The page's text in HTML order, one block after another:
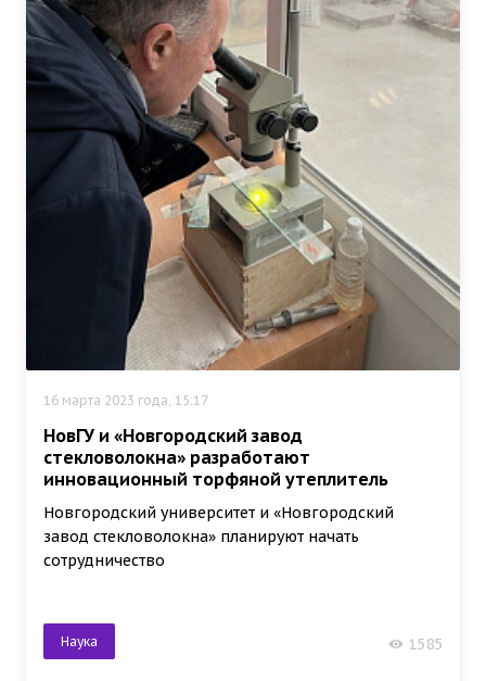
16 марта 2023 года, 15:17
НовГУ и «Новгородский завод
стекловолокна» разработают
инновационный торфяной утеплитель
Новгородский университет и «Новгородский
завод стекловолокна» планируют начать
сотрудничество
Наука 1585